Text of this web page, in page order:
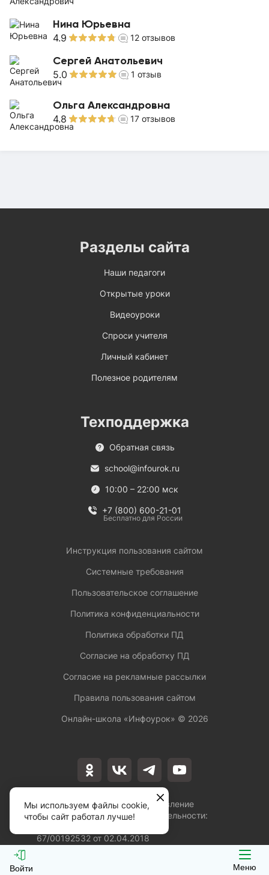
Войти Меню
Нина Юрьевна
4.9 12 отзывов
Сергей Анатольевич
5.0 1 отзыв
Ольга Александровна
4.8 17 отзывов
Лицензия на осуществление
образовательной деятельности:
67/00192532 от 02.04.2018
Разделы сайта
Наши педагоги
Открытые уроки
Видеоуроки
Спроси учителя
Личный кабинет
Полезное родителям
Техподдержка
Обратная связь
school@infourok.ru
10:00 – 22:00 мск
+7 (800) 600-21-01
Бесплатно для России
Инструкция пользования сайтом
Системные требования
Пользовательское соглашение
Политика конфиденциальности
Политика обработки ПД
Согласие на обработку ПД
Согласие на рекламные рассылки
Правила пользования сайтом
Онлайн-школа «Инфоурок» © 2026
Мы используем файлы cookie,
чтобы сайт работал лучше!